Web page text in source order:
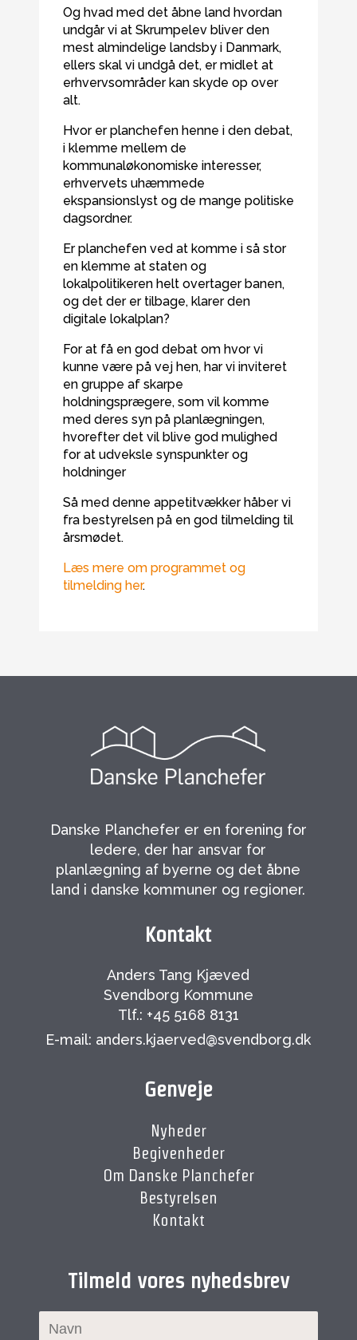
Og hvad med det åbne land hvordan
undgår vi at Skrumpelev bliver den
mest almindelige landsby i Danmark,
ellers skal vi undgå det, er midlet at
erhvervsområder kan skyde op over
alt.
Hvor er planchefen henne i den debat,
i klemme mellem de
kommunaløkonomiske interesser,
erhvervets uhæmmede
ekspansionslyst og de mange politiske
dagsordner.
Er planchefen ved at komme i så stor
en klemme at staten og
lokalpolitikeren helt overtager banen,
og det der er tilbage, klarer den
digitale lokalplan?
For at få en god debat om hvor vi
kunne være på vej hen, har vi inviteret
en gruppe af skarpe
holdningsprægere, som vil komme
med deres syn på planlægningen,
hvorefter det vil blive god mulighed
for at udveksle synspunkter og
holdninger
Så med denne appetitvækker håber vi
fra bestyrelsen på en god tilmelding til
årsmødet.
Læs mere om programmet og
tilmelding her.
Danske Planchefer er en forening for
ledere, der har ansvar for
planlægning af byerne og det åbne
land i danske kommuner og regioner.
Kontakt
Anders Tang Kjæved
Svendborg Kommune
Tlf.: +45 5168 8131
E-mail: anders.kjaerved@svendborg.dk
Genveje
Nyheder
Begivenheder
Om Danske Planchefer
Bestyrelsen
Kontakt
Tilmeld vores nyhedsbrev